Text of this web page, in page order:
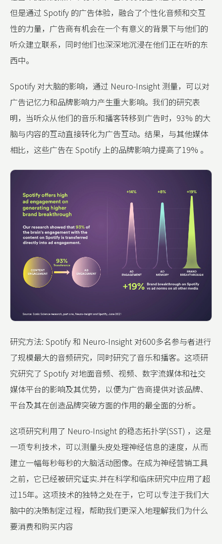
但是通过 Spotify 的广告体验，融合了个性化音频和交互
性的力量，广告商有机会在一个有意义的背景下与他们的
听众建立联系，同时他们也深深地沉浸在他们正在听的东
西中。
Spotify 对大脑的影响，通过 Neuro-Insight 测量，可以对
广告记忆力和品牌影响力产生重大影响。我们的研究表
明，当听众从他们的音乐和播客转移到广告时，93% 的大
脑与内容的互动直接转化为广告互动。结果，与其他媒体
相比，这些广告在 Spotify 上的品牌影响力提高了19% 。
研究方法: Spotify 和 Neuro-Insight 对600多名参与者进行
了规模最大的音频研究，同时研究了音乐和播客。这项研
究研究了 Spotify 对地面音频、视频、数字流媒体和社交
媒体平台的影响及其优势，以便为广告商提供对该品牌、
平台及其在创造品牌突破方面的作用的最全面的分析。
这项研究利用了 Neuro-Insight 的稳态拓扑学(SST) ，这是
一项专利技术，可以测量头皮处理神经信息的速度，从而
建立一幅每秒每秒的大脑活动图像。在成为神经营销工具
之前，它已经被研究证实.并在科学和临床研究中应用了超
过15年。这项技术的独特之处在于，它可以专注于我们大
脑中的决策制定过程，帮助我们更深入地理解我们为什么
要消费和购买内容